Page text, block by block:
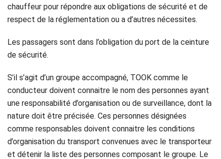
chauffeur pour répondre aux obligations de sécurité et de
respect de la réglementation ou a d’autres nécessites.
Les passagers sont dans l’obligation du port de la ceinture
de sécurité.
S’il s’agit d’un groupe accompagné, TOOK comme le
conducteur doivent connaitre le nom des personnes ayant
une responsabilité d’organisation ou de surveillance, dont la
nature doit être précisée. Ces personnes désignées
comme responsables doivent connaitre les conditions
d’organisation du transport convenues avec le transporteur
et détenir la liste des personnes composant le groupe. Le